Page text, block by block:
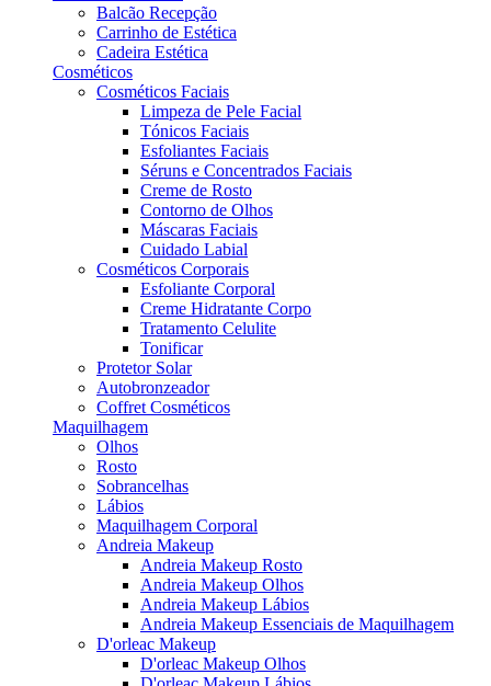
Balcão Recepção
Carrinho de Estética
Cadeira Estética
Cosméticos
Cosméticos Faciais
Limpeza de Pele Facial
Tónicos Faciais
Esfoliantes Faciais
Séruns e Concentrados Faciais
Creme de Rosto
Contorno de Olhos
Máscaras Faciais
Cuidado Labial
Cosméticos Corporais
Esfoliante Corporal
Creme Hidratante Corpo
Tratamento Celulite
Tonificar
Protetor Solar
Autobronzeador
Coffret Cosméticos
Maquilhagem
Olhos
Rosto
Sobrancelhas
Lábios
Maquilhagem Corporal
Andreia Makeup
Andreia Makeup Rosto
Andreia Makeup Olhos
Andreia Makeup Lábios
Andreia Makeup Essenciais de Maquilhagem
D'orleac Makeup
D'orleac Makeup Olhos